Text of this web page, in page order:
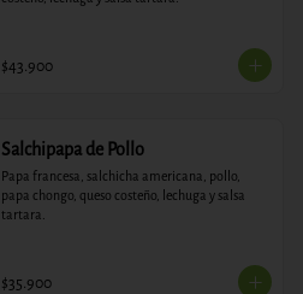
$43.900
Salchipapa de Pollo
Papa francesa, salchicha americana, pollo,
papa chongo, queso costeño, lechuga y salsa
tartara.
$35.900